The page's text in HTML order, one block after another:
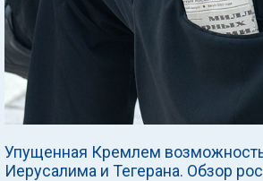
Упущенная Кремлем
Иерусалима и Тегерана. Обзор